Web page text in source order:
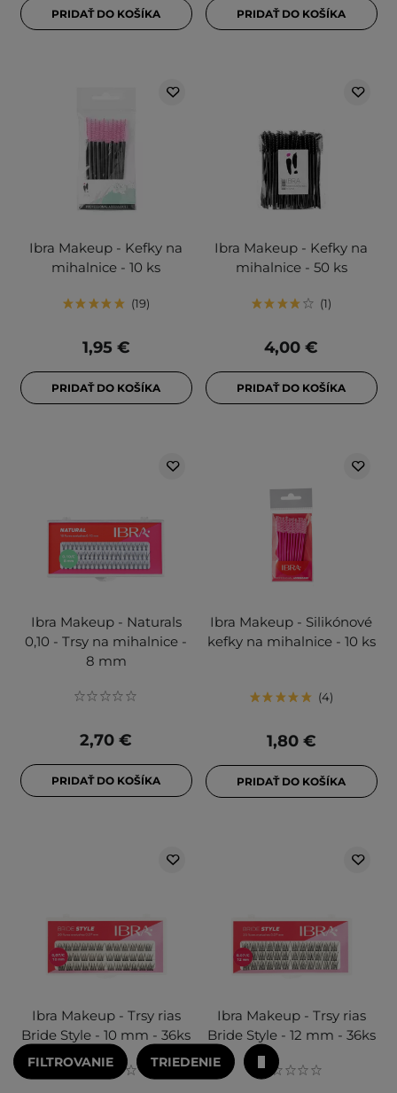
PRIDAŤ DO KOŠÍKA PRIDAŤ DO KOŠÍKA
Ibra Makeup - Kefky na
mihalnice - 10 ks
19
1,95 €
PRIDAŤ DO KOŠÍKA
Ibra Makeup - Kefky na
mihalnice - 50 ks
1
4,00 €
PRIDAŤ DO KOŠÍKA
Ibra Makeup - Naturals
0,10 - Trsy na mihalnice -
8 mm
2,70 €
PRIDAŤ DO KOŠÍKA
Ibra Makeup - Silikónové
kefky na mihalnice - 10 ks
4
1,80 €
PRIDAŤ DO KOŠÍKA
Ibra Makeup - Trsy rias
Bride Style - 10 mm - 36ks
Ibra Makeup - Trsy rias
Bride Style - 12 mm - 36ks
FILTROVANIE TRIEDENIE